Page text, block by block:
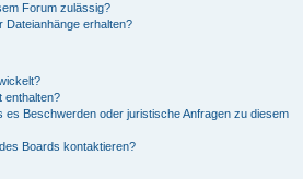
Forum zulässig?
Dateianhänge erhalten?
enthalten?
es Beschwerden oder juristische Anfragen zu diesem
Boards kontaktieren?